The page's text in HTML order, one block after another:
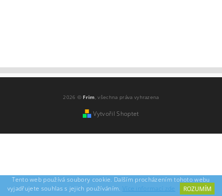
2026 © Frim, všechna práva vyhrazena
Vytvořil Shoptet
Tento web používá soubory cookie. Dalším procházením tohoto webu
vyjadřujete souhlas s jejich používáním. Více informací zde ROZUMÍM